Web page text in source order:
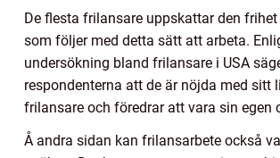
De flesta frilansare uppskattar den
som följer med detta sätt att arbeta.
undersökning bland frilansare i USA
respondenterna att de är nöjda med sitt
frilansare och föredrar att vara sin egen
Å andra sidan kan frilansarbete också